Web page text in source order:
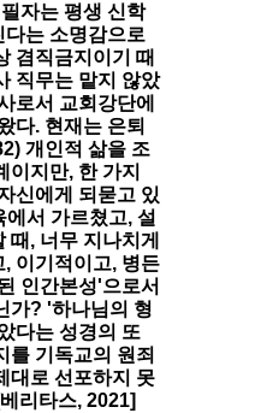
자는 평생 신학
다는 소명감으로
겸직금지이기 때
직무는 맡지 않았
로서 교회강단에
다. 현재는 은퇴
개인적 삶을 조
이지만, 한 가지
신에게 되묻고 있
서 가르쳤고, 설
때, 너무 지나치게
이기적이고, 병든
인간본성'으로서
가? '하나님의 형
다는 성경의 또
를 기독교의 원죄
대로 선포하지 못
리타스, 2021]